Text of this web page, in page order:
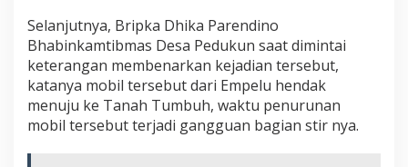
r
i
k
Selanjutnya, Bripka Dhika Parendino
Bhabinkamtibmas Desa Pedukun saat dimintai
keterangan membenarkan kejadian tersebut,
katanya mobil tersebut dari Empelu hendak
menuju ke Tanah Tumbuh, waktu penurunan
mobil tersebut terjadi gangguan bagian stir nya.